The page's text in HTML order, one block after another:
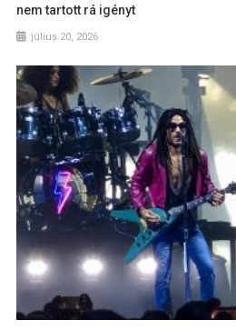
nem tartott rá igényt
július 20, 2026